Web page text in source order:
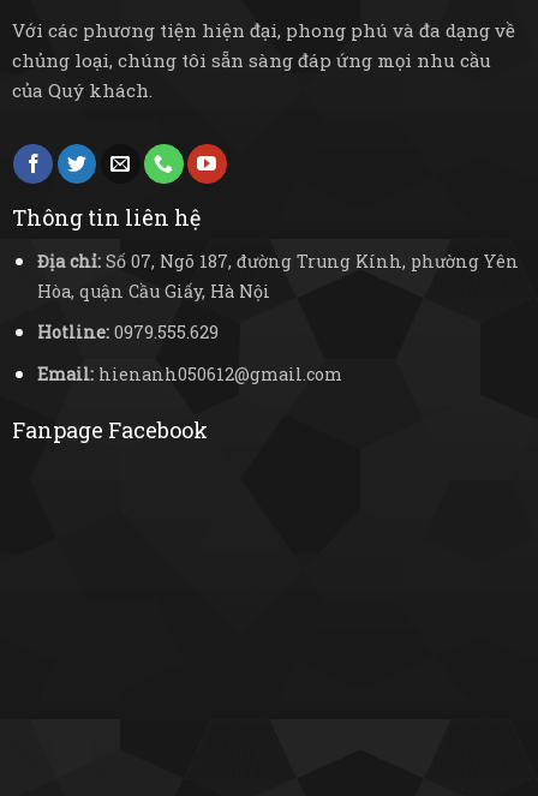
Với các phương tiện hiện đại, phong phú và đa dạng về
chủng loại, chúng tôi sẵn sàng đáp ứng mọi nhu cầu
của Quý khách.
Thông tin liên hệ
Địa chỉ:Số 07, Ngõ 187, đường Trung Kính, phường Yên
Hòa, quận Cầu Giấy, Hà Nội
Hotline:0979.555.629
Email:hienanh050612@gmail.com
Fanpage Facebook